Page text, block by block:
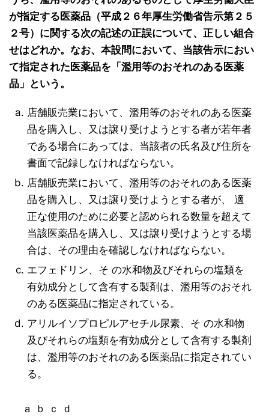
が指定する医薬品（平成２６年厚生労働省告示第２５
２号）に関する次の記述の正誤について、正しい組合
せはどれか。なお、本設問において、当該告示におい
て指定された医薬品を「濫用等のおそれのある医薬
品」という。
店舗販売業において、濫用等のおそれのある医薬
品を購入し、又は譲り受けようとする者が若年者
である場合にあっては、当該者の氏名及び住所を
書面で記録しなければならない。
店舗販売業において、濫用等のおそれのある医薬
品を購入し、又は譲り受けようとする者が、 適
正な使用のために必要と認められる数量を超えて
当該医薬品を購入し、又は譲り受けようとする場
合は、その理由を確認しなければならない。
エフェドリン、そ の水和物及びそれらの塩類を
有効成分として含有する製剤は、濫用等のおそれ
のある医薬品に指定されている。
アリルイソプロピルアセチル尿素、そ の水和物
及びそれらの塩類を有効成分として含有する製剤
は、濫用等のおそれのある医薬品に指定されてい
る。
ａ ｂ ｃ ｄ